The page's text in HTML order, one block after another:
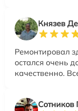
Князев
Ремонтировал
остался очень
качественно.
Сотников